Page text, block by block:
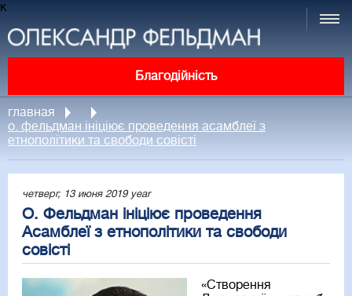
к
Благодійність
главная
о. фельдман ініціює проведення асамблеї з
етнополітики та свободи совісті
четверг, 13 июня 2019 year
О. Фельдман ініціює проведення
Асамблеї з етнополітики та свободи
совісті
«Створення